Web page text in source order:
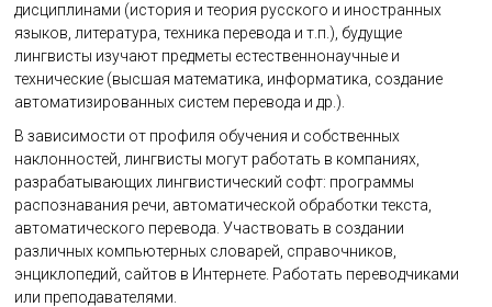
дисциплинами (история и теория русского и иностранных
языков, литература, техника перевода и т.п.), будущие
лингвисты изучают предметы естественнонаучные и
технические (высшая математика, информатика, создание
автоматизированных систем перевода и др.).
В зависимости от профиля обучения и собственных
наклонностей, лингвисты могут работать в компаниях,
разрабатывающих лингвистический софт: программы
распознавания речи, автоматической обработки текста,
автоматического перевода. Участвовать в создании
различных компьютерных словарей, справочников,
энциклопедий, сайтов в Интернете. Работать переводчиками
или преподавателями.